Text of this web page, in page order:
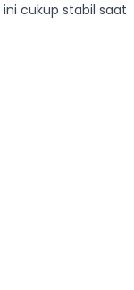
ini cukup stabil saat